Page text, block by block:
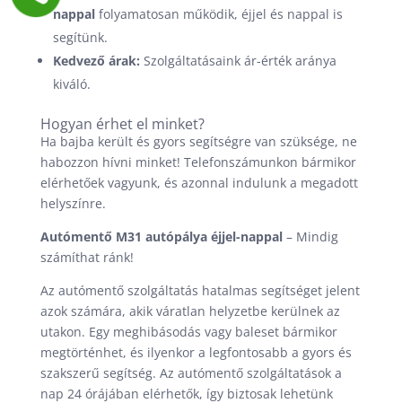
nappalfolyamatosan működik, éjjel és nappal is
segítünk.
Kedvező árak: Szolgáltatásaink ár-érték aránya
kiváló.
Hogyan érhet el minket?
Ha bajba került és gyors segítségre van szüksége, ne
habozzon hívni minket! Telefonszámunkon bármikor
elérhetőek vagyunk, és azonnal indulunk a megadott
helyszínre.
Autómentő M31 autópálya éjjel-nappal– Mindig
számíthat ránk!
Az autómentő szolgáltatás hatalmas segítséget jelent
azok számára, akik váratlan helyzetbe kerülnek az
utakon. Egy meghibásodás vagy baleset bármikor
megtörténhet, és ilyenkor a legfontosabb a gyors és
szakszerű segítség. Az autómentő szolgáltatások a
nap 24 órájában elérhetők, így biztosak lehetünk